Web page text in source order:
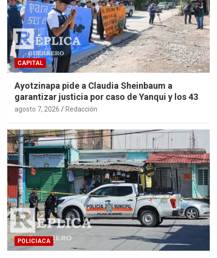
CAPITAL
Ayotzinapa pide a Claudia Sheinbaum a
garantizar justicia por caso de Yanqui y los 43
agosto 7, 2026 Redacción
POLICIACA